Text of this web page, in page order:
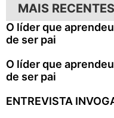
MAIS RECENTES
O líder que
de ser pai
O líder que
de ser pai
ENTREVISTA